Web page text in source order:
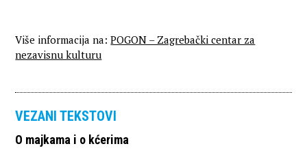
Više informacija na:POGON – Zagrebački centar za
nezavisnu kulturu
VEZANI TEKSTOVI
O majkama i o kćerima